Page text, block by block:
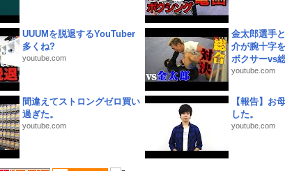
UUUMを脱退するYouTuber
多くね?
youtube.com
金太郎選手
介が腕十字
ボクサーvs
youtube.com
間違えてストロングゼロ買い
過ぎた。
youtube.com
【報告】お
した。
youtube.com